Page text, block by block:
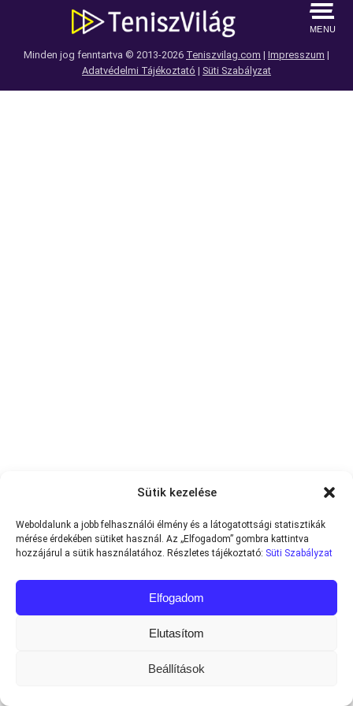
Sütik kezelése
Weboldalunk a jobb felhasználói élmény és a látogatottsági statisztikák
mérése érdekében sütiket használ. Az „Elfogadom” gombra kattintva
hozzájárul a sütik használatához. Részletes tájékoztató: Süti Szabályzat
Elfogadom
Elutasítom
Beállítások
MENU
Minden jog fenntartva © 2013-2026 Teniszvilag.com | Impresszum |
Adatvédelmi Tájékoztató | Süti Szabályzat